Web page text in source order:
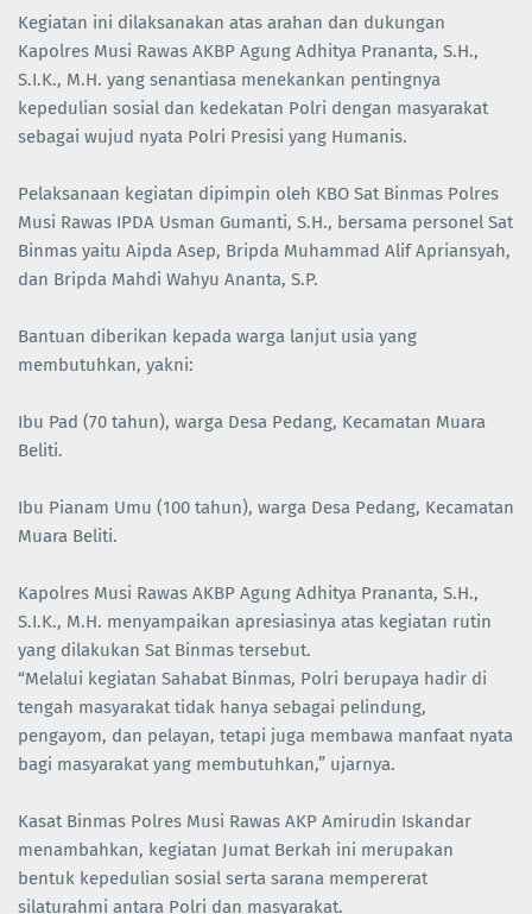
Kegiatan ini dilaksanakan atas arahan dan dukungan
Kapolres Musi Rawas AKBP Agung Adhitya Prananta, S.H.,
S.I.K., M.H. yang senantiasa menekankan pentingnya
kepedulian sosial dan kedekatan Polri dengan masyarakat
sebagai wujud nyata Polri Presisi yang Humanis.
Pelaksanaan kegiatan dipimpin oleh KBO Sat Binmas Polres
Musi Rawas IPDA Usman Gumanti, S.H., bersama personel Sat
Binmas yaitu Aipda Asep, Bripda Muhammad Alif Apriansyah,
dan Bripda Mahdi Wahyu Ananta, S.P.
Bantuan diberikan kepada warga lanjut usia yang
membutuhkan, yakni:
Ibu Pad (70 tahun), warga Desa Pedang, Kecamatan Muara
Beliti.
Ibu Pianam Umu (100 tahun), warga Desa Pedang, Kecamatan
Muara Beliti.
Kapolres Musi Rawas AKBP Agung Adhitya Prananta, S.H.,
S.I.K., M.H. menyampaikan apresiasinya atas kegiatan rutin
yang dilakukan Sat Binmas tersebut.
“Melalui kegiatan Sahabat Binmas, Polri berupaya hadir di
tengah masyarakat tidak hanya sebagai pelindung,
pengayom, dan pelayan, tetapi juga membawa manfaat nyata
bagi masyarakat yang membutuhkan,” ujarnya.
Kasat Binmas Polres Musi Rawas AKP Amirudin Iskandar
menambahkan, kegiatan Jumat Berkah ini merupakan
bentuk kepedulian sosial serta sarana mempererat
silaturahmi antara Polri dan masyarakat.